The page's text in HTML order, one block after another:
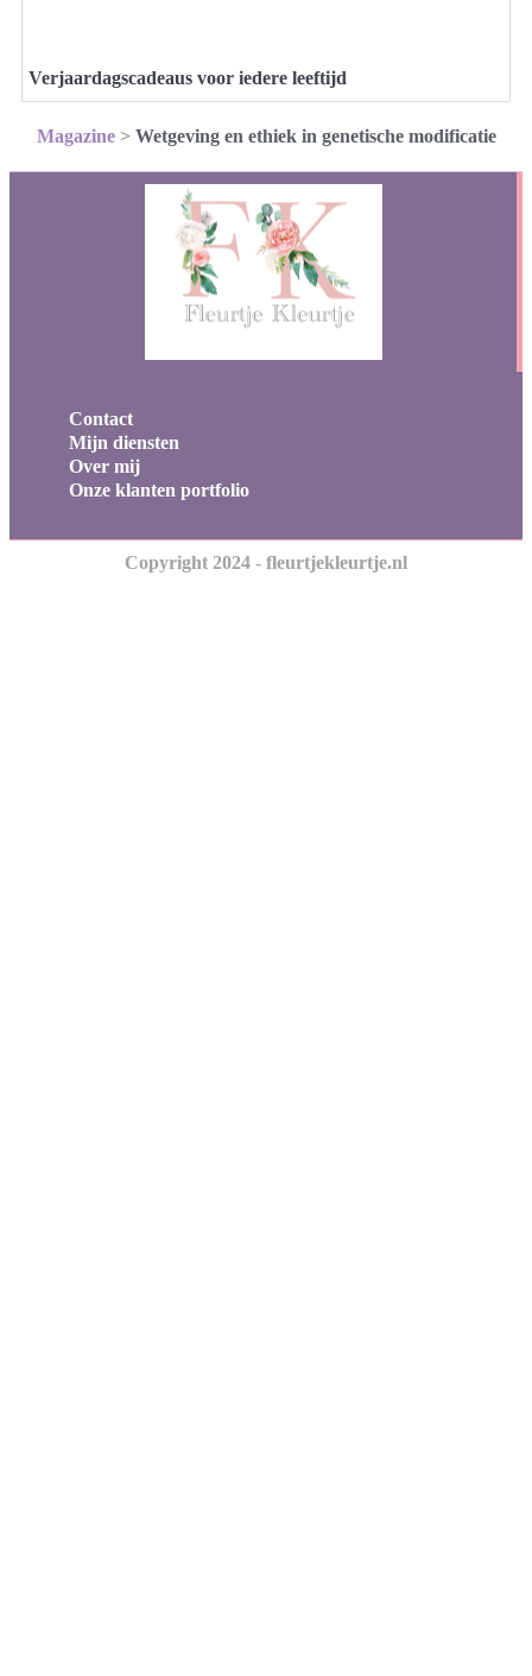
Verjaardagscadeaus voor iedere leeftijd
Magazine> Wetgeving en ethiek in genetische modificatie
Contact
Mijn diensten
Over mij
Onze klanten portfolio
Copyright 2024 - fleurtjekleurtje.nl